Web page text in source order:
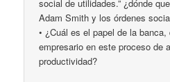
social de utilidades.” ¿dónde
Adam Smith y los órdenes
• ¿Cuál es el papel de la banca,
empresario en este proceso de
productividad?